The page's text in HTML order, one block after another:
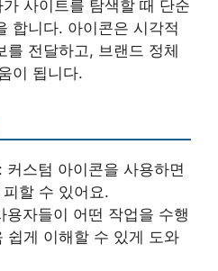
사이트를 탐색할 때 단순
합니다. 아이콘은 시각적
를 전달하고, 브랜드 정체
이 됩니다.
: 커스텀 아이콘을 사용하면
할 수 있어요.
용자들이 어떤 작업을 수행
쉽게 이해할 수 있게 도와